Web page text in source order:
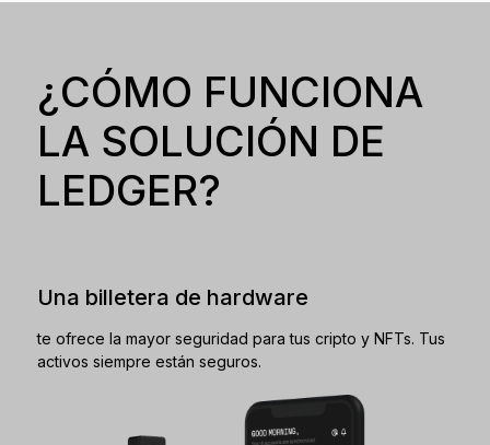
¿CÓMO FUNCIONA
LA SOLUCIÓN DE
LEDGER?
Una billetera de hardware
te ofrece la mayor seguridad para tus cripto y NFTs. Tus
activos siempre están seguros.